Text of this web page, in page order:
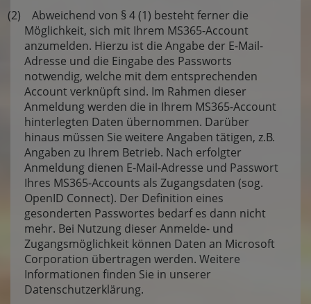
(2) Abweichend von § 4 (1) besteht ferner die
Möglichkeit, sich mit Ihrem MS365-Account
anzumelden. Hierzu ist die Angabe der E-Mail-
Adresse und die Eingabe des Passworts
notwendig, welche mit dem entsprechenden
Account verknüpft sind. Im Rahmen dieser
Anmeldung werden die in Ihrem MS365-Account
hinterlegten Daten übernommen. Darüber
hinaus müssen Sie weitere Angaben tätigen, z.B.
Angaben zu Ihrem Betrieb. Nach erfolgter
Anmeldung dienen E-Mail-Adresse und Passwort
Ihres MS365-Accounts als Zugangsdaten (sog.
OpenID Connect). Der Definition eines
gesonderten Passwortes bedarf es dann nicht
mehr. Bei Nutzung dieser Anmelde- und
Zugangsmöglichkeit können Daten an Microsoft
Corporation übertragen werden. Weitere
Informationen finden Sie in unserer
Datenschutzerklärung.